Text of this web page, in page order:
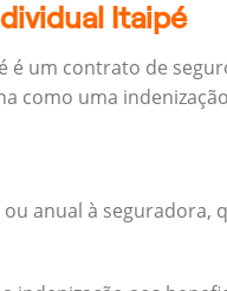
Itaipé
é um contrato de
como uma
anual à